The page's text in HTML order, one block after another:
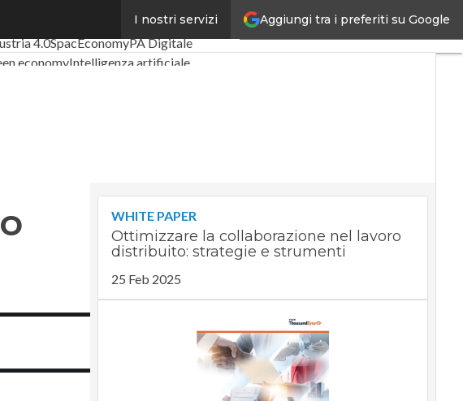
Aggiungi tra i preferiti su Google
I nostri servizi
Digital EconomyTelco
4.0SpacEconomyPA Digitale
economyIntelligenza artificiale
WHITE PAPER
Ottimizzare la collaborazione nel lavoro
distribuito: strategie e strumenti
25 Feb 2025